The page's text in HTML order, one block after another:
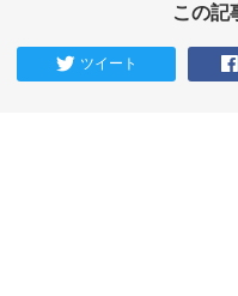
この記
ツイート